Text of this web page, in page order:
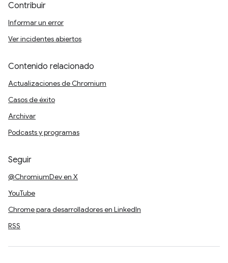
Contribuir
Informar un error
Ver incidentes abiertos
Contenido relacionado
Actualizaciones de Chromium
Casos de éxito
Archivar
Podcasts y programas
Seguir
@ChromiumDev en X
YouTube
Chrome para desarrolladores en LinkedIn
RSS